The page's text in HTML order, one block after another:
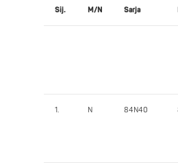
Sij. M/N Sarja
1. N 84N40